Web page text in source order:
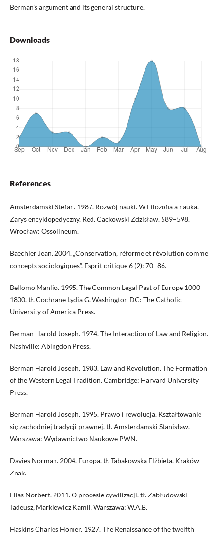
Berman’s argument and its general structure.
Downloads
References
Amsterdamski Stefan. 1987. Rozwój nauki. W Filozofia a nauka.
Zarys encyklopedyczny. Red. Cackowski Zdzisław. 589–598.
Wrocław: Ossolineum.
Baechler Jean. 2004. „Conservation, réforme et révolution comme
concepts sociologiques”. Esprit critique 6 (2): 70–86.
Bellomo Manlio. 1995. The Common Legal Past of Europe 1000–
1800. tł. Cochrane Lydia G. Washington DC: The Catholic
University of America Press.
Berman Harold Joseph. 1974. The Interaction of Law and Religion.
Nashville: Abingdon Press.
Berman Harold Joseph. 1983. Law and Revolution. The Formation
of the Western Legal Tradition. Cambridge: Harvard University
Press.
Berman Harold Joseph. 1995. Prawo i rewolucja. Kształtowanie
się zachodniej tradycji prawnej. tł. Amsterdamski Stanisław.
Warszawa: Wydawnictwo Naukowe PWN.
Davies Norman. 2004. Europa. tł. Tabakowska Elżbieta. Kraków:
Znak.
Elias Norbert. 2011. O procesie cywilizacji. tł. Zabłudowski
Tadeusz, Markiewicz Kamil. Warszawa: W.A.B.
Haskins Charles Homer. 1927. The Renaissance of the twelfth